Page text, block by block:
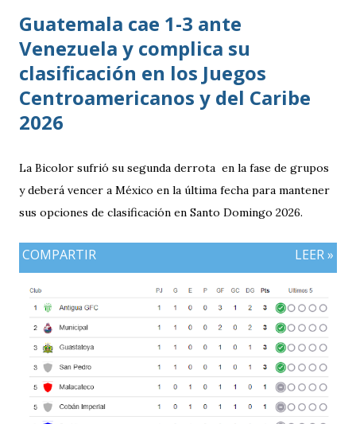
Guatemala cae 1-3 ante
Venezuela y complica su
clasificación en los Juegos
Centroamericanos y del Caribe
2026
La Bicolor sufrió su segunda derrota en la fase de grupos
y deberá vencer a México en la última fecha para mantener
sus opciones de clasificación en Santo Domingo 2026.
COMPARTIR LEER »